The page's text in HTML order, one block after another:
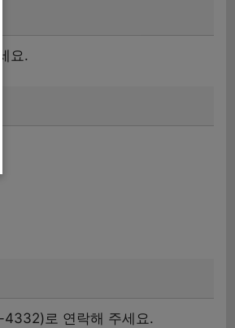
요.
로 연락해 주세요.